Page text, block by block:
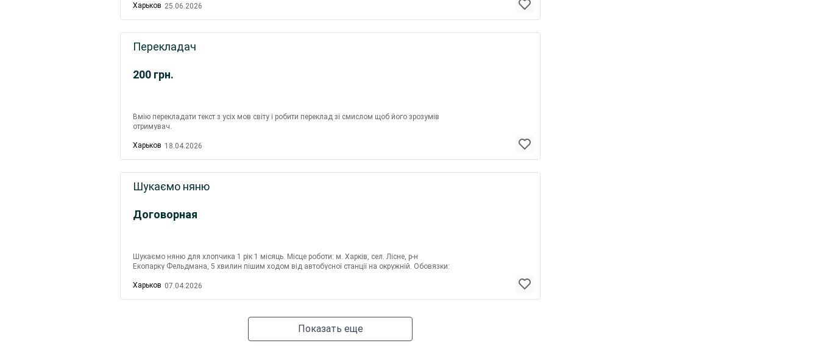
Харьков 25.06.2026
200 грн.
Перекладач
Вмію перекладати текст з усіх мов світу і робити переклад зі смислом щоб його зрозумів
отримувач.
Харьков 18.04.2026
Договорная
Шукаємо няню
Шукаємо няню для хлопчика 1 рік 1 місяць. Місце роботи: м. Харків, сел. Лісне, р-н
Екопарку Фельдмана, 5 хвилин пішим ходом від автобусної станції на окружній. Обовязки:
Харьков 07.04.2026
Показать еще